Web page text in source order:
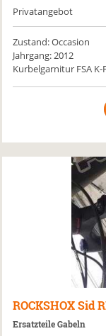
Privatangebot
Zustand: Occasion
Jahrgang: 2012
Kurbelgarnitur FSA K-
ROCKSHOX Sid
Ersatzteile Gabeln